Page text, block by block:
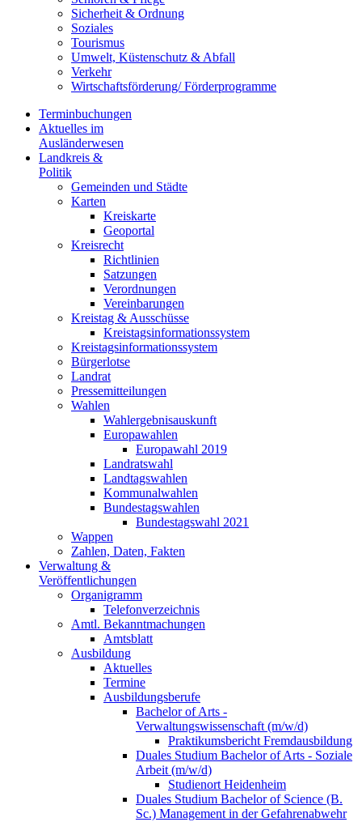
Sicherheit & Ordnung
Soziales
Tourismus
Umwelt, Küstenschutz & Abfall
Verkehr
Wirtschaftsförderung/ Förderprogramme
Terminbuchungen
Aktuelles im
Ausländerwesen
Landkreis &
Politik
Gemeinden und Städte
Karten
Kreiskarte
Geoportal
Kreisrecht
Richtlinien
Satzungen
Verordnungen
Vereinbarungen
Kreistag & Ausschüsse
Kreistagsinformationssystem
Kreistagsinformationssystem
Bürgerlotse
Landrat
Pressemitteilungen
Wahlen
Wahlergebnisauskunft
Europawahlen
Europawahl 2019
Landratswahl
Landtagswahlen
Kommunalwahlen
Bundestagswahlen
Bundestagswahl 2021
Wappen
Zahlen, Daten, Fakten
Verwaltung &
Veröffentlichungen
Organigramm
Telefonverzeichnis
Amtl. Bekanntmachungen
Amtsblatt
Ausbildung
Aktuelles
Termine
Ausbildungsberufe
Bachelor of Arts -
Verwaltungswissenschaft (m/w/d)
Praktikumsbericht Fremdausbildung
Duales Studium Bachelor of Arts - Soziale
Arbeit (m/w/d)
Studienort Heidenheim
Duales Studium Bachelor of Science (B.
Sc.) Management in der Gefahrenabwehr